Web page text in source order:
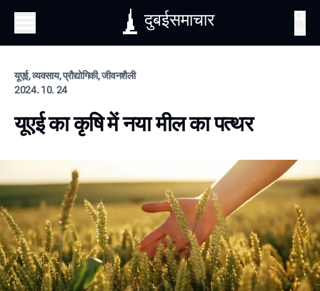
दुबईसमाचार
यूएई, व्यवसाय, प्रौद्योगिकी, जीवनशैली
2024. 10. 24
यूएई का कृषि में नया मील का पत्थर